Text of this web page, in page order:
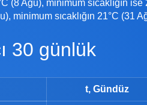
(8 Ağu), minimum sıcaklığın ise
minimum sıcaklığın 21°C (31
30 günlük
t, Gündüz